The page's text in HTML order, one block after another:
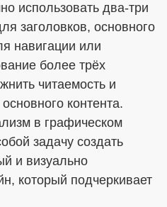
использовать два-три
заголовков, основного
навигации или
более трёх
читаемость и
контента.
в графическом
задачу создать
и визуально
который подчеркивает